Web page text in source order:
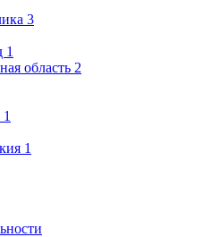
3
1
область 2
1
1